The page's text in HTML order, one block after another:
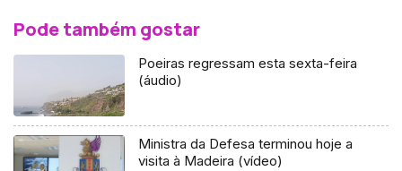
Pode também gostar
Poeiras regressam esta sexta-feira
(áudio)
Ministra da Defesa terminou hoje a
visita à Madeira (vídeo)